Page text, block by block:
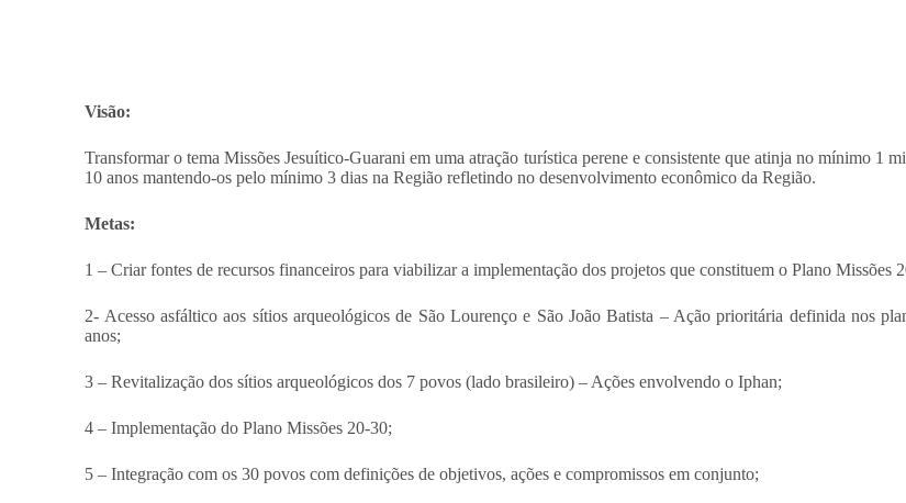
Visão:
Transformar o tema Missões Jesuítico-Guarani em uma atração turística perene e consistente que atinja no mínimo 1
10 anos mantendo-os pelo mínimo 3 dias na Região refletindo no desenvolvimento econômico da Região.
Metas:
1 – Criar fontes de recursos financeiros para viabilizar a implementação dos projetos que constituem o Plano Missões
2- Acesso asfáltico aos sítios arqueológicos de São Lourenço e São João Batista – Ação prioritária definida nos
anos;
3 – Revitalização dos sítios arqueológicos dos 7 povos (lado brasileiro) – Ações envolvendo o Iphan;
4 – Implementação do Plano Missões 20-30;
5 – Integração com os 30 povos com definições de objetivos, ações e compromissos em conjunto;